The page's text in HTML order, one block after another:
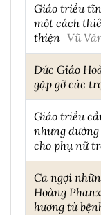
Giáo triều
một cách
thiện Vũ
Đức Giáo
gặp gỡ các
Giáo triều
nhưng
cho phụ nữ
Ca ngợi
Hoàng
hương từ